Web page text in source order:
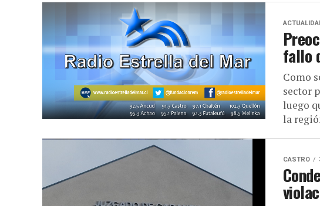
fallo
Como
sector
luego
la
CASTRO